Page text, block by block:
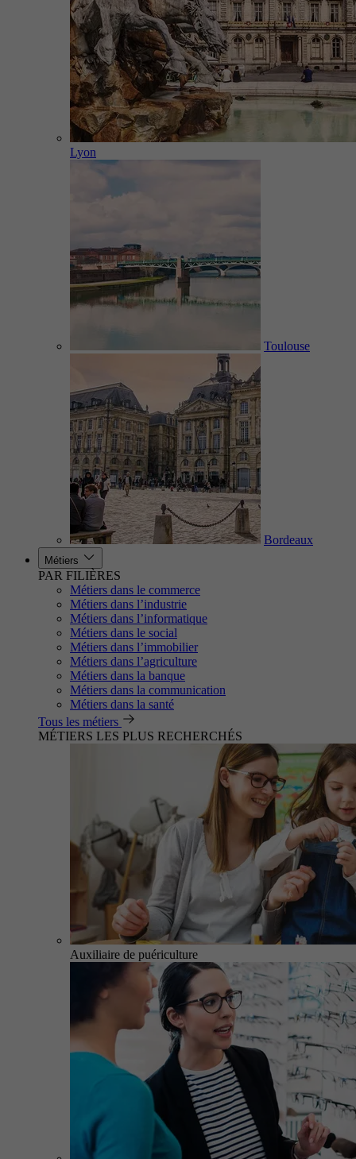
Lyon
Toulouse
Bordeaux
Métiers
PAR FILIÈRES
Métiers dans le commerce
Métiers dans l’industrie
Métiers dans l’informatique
Métiers dans le social
Métiers dans l’immobilier
Métiers dans l’agriculture
Métiers dans la banque
Métiers dans la communication
Métiers dans la santé
Tous les métiers
MÉTIERS LES PLUS RECHERCHÉS
Auxiliaire de puériculture